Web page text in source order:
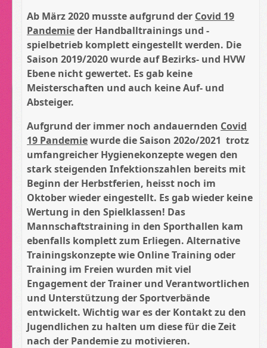
Ab März 2020 musste aufgrund der Covid 19
Pandemieder Handballtrainings und -
spielbetrieb komplett eingestellt werden. Die
Saison 2019/2020 wurde auf Bezirks- und HVW
Ebene nicht gewertet. Es gab keine
Meisterschaften und auch keine Auf- und
Absteiger.
Aufgrund der immer noch andauernden Covid
19 Pandemiewurde die Saison 202o/2021 trotz
umfangreicher Hygienekonzepte wegen den
stark steigenden Infektionszahlen bereits mit
Beginn der Herbstferien, heisst noch im
Oktober wieder eingestellt. Es gab wieder keine
Wertung in den Spielklassen! Das
Mannschaftstraining in den Sporthallen kam
ebenfalls komplett zum Erliegen. Alternative
Trainingskonzepte wie Online Training oder
Training im Freien wurden mit viel
Engagement der Trainer und Verantwortlichen
und Unterstützung der Sportverbände
entwickelt. Wichtig war es der Kontakt zu den
Jugendlichen zu halten um diese für die Zeit
nach der Pandemie zu motivieren.